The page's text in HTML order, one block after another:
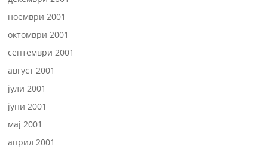
ноември 2001
октомври 2001
септември 2001
август 2001
јули 2001
јуни 2001
мај 2001
април 2001